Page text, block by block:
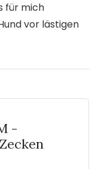
für mich
vor lästigen
-